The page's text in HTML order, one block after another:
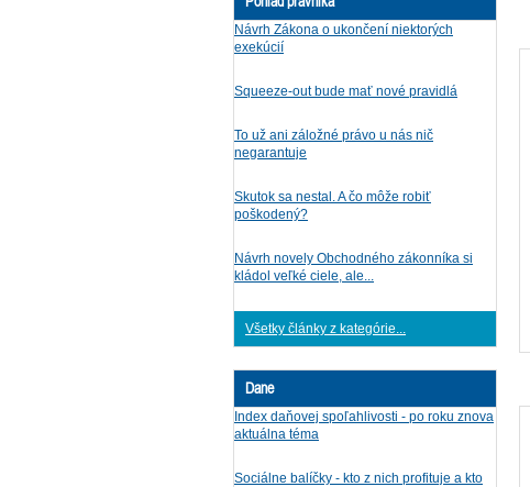
Návrh Zákona o ukončení niektorých
exekúcií
Squeeze-out bude mať nové pravidlá
To už ani záložné právo u nás nič
negarantuje
Skutok sa nestal. A čo môže robiť
poškodený?
Návrh novely Obchodného zákonníka si
kládol veľké ciele, ale...
Všetky články z kategórie...
Dane
Index daňovej spoľahlivosti - po roku znova
aktuálna téma
Sociálne balíčky - kto z nich profituje a kto